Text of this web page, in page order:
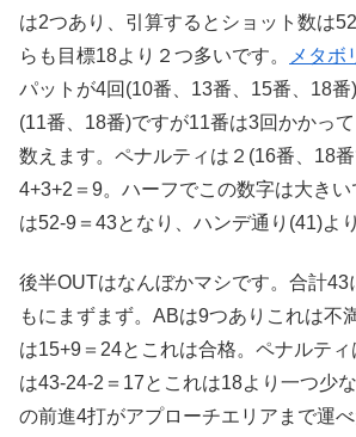
は2つあり、引算するとショット数は
らも目標18より２つ多いです。
メタボ
パットが4回(10番、13番、15番、18番
(11番、18番)ですが11番は3回かかっ
数えます。ペナルティは２(16番、18
4+3+2＝9。ハーフでこの数字は大き
は52-9＝43となり、ハンデ通り(41)よ
後半OUTはなんぼかマシです。合計43
もにまずまず。ABは9つありこれは不
は15+9＝24とこれは合格。ペナルテ
は43-24-2＝17とこれは18より一つ少
の前進4打がアプローチエリアまで運